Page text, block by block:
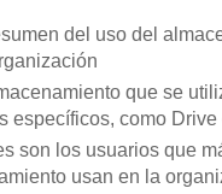
del uso del
que se
específicos, como Drive
son los usuarios que
usan en la